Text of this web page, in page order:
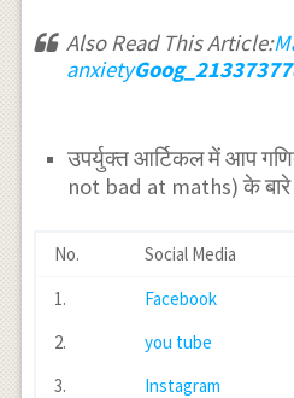
Also Read This Article:
anxiety
उपर्युक्त आर्टिकल में आप
not bad at maths) के बारे
No. Social Media
1.
Facebook
2.
you tube
3.
Instagram